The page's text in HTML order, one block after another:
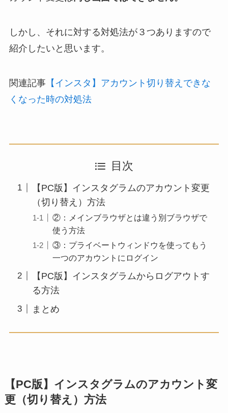
しかし、それに対する対処法が３つありますので
紹介したいと思います。
関連記事【インスタ】アカウント切り替えできな
くなった時の対処法
目次
【PC版】インスタグラムのアカウント変更
（切り替え）方法
②：メインブラウザとは違う別ブラウザで
使う方法
③：プライベートウィンドウを使ってもう
一つのアカウントにログイン
【PC版】インスタグラムからログアウトす
る方法
まとめ
【PC版】インスタグラムのアカウント変
更（切り替え）方法